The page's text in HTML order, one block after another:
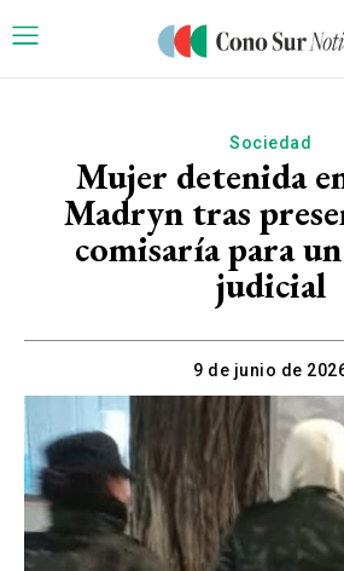
Sociedad
Mujer detenida
Madryn tras
comisaría para
judicial
9 de junio de